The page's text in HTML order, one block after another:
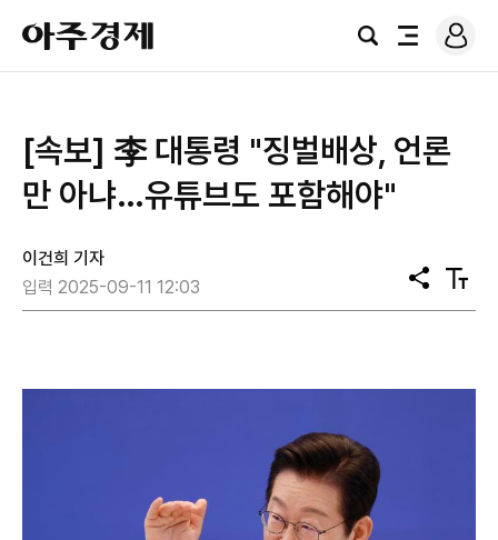
아
주
경
검
전
로
그
[속보] 李 대통령 "징벌배상, 언론
만 아냐…유튜브도 포함해야"
이건희 기자
입력 2025-09-11 12:03
공
유
텍
스